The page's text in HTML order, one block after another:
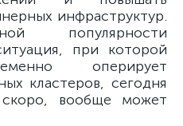
инфраструктур.
популярности
при которой
оперирует
кластеров, сегодня
вообще может